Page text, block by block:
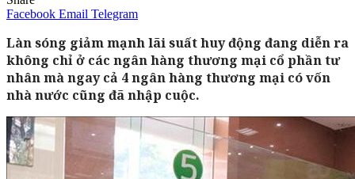
Facebook Email Telegram
Làn sóng giảm mạnh lãi suất huy động đang diễn ra
không chỉ ở các ngân hàng thương mại cổ phần tư
nhân mà ngay cả 4 ngân hàng thương mại có vốn
nhà nước cũng đã nhập cuộc.